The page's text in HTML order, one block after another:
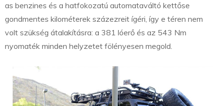
as benzines és a hatfokozatú automataváltó kettőse
gondmentes kilométerek százezreit ígéri, így e téren nem
volt szükség átalakításra: a 381 lóerő és az 543 Nm
nyomaték minden helyzetet fölényesen megold.